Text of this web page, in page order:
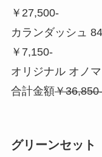
￥27,500-
カランダッシュ
￥7,150-
オリジナル オノ
合計金額￥36,850-
グリーンセッ